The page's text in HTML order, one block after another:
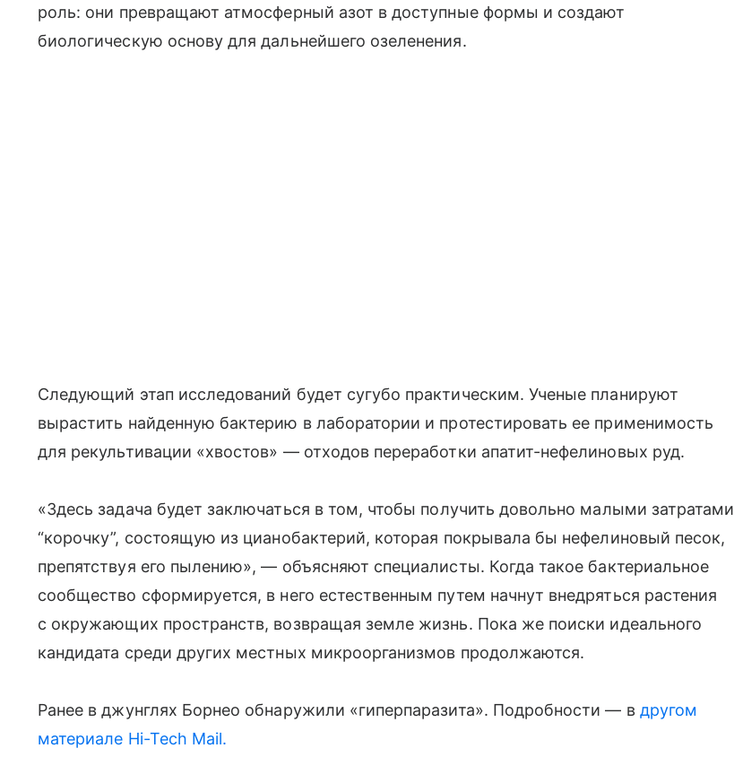
роль: они превращают атмосферный азот в доступные формы и создают
биологическую основу для дальнейшего озеленения.
Следующий этап исследований будет сугубо практическим. Ученые планируют
вырастить найденную бактерию в лаборатории и протестировать ее применимость
для рекультивации «хвостов» — отходов переработки апатит-нефелиновых руд.
«Здесь задача будет заключаться в том, чтобы получить довольно малыми затратами
“корочку”, состоящую из цианобактерий, которая покрывала бы нефелиновый песок,
препятствуя его пылению», — объясняют специалисты. Когда такое бактериальное
сообщество сформируется, в него естественным путем начнут внедряться растения
с окружающих пространств, возвращая земле жизнь. Пока же поиски идеального
кандидата среди других местных микроорганизмов продолжаются.
Ранее в джунглях Борнео обнаружили «гиперпаразита». Подробности — в другом
материале Hi-Tech Mail.